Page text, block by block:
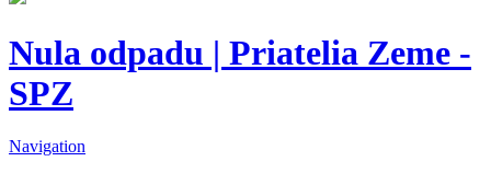
Nula odpadu | Priatelia Zeme -
SPZ
Navigation